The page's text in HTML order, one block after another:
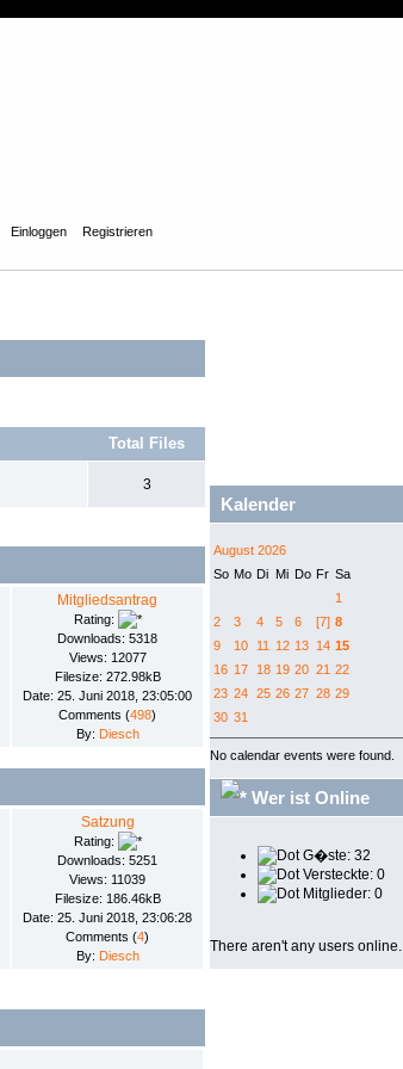
Einloggen Registrieren
Total Files
3
Mitgliedsantrag
Rating:
Downloads: 5318
Views: 12077
Filesize: 272.98kB
Date: 25. Juni 2018, 23:05:00
Comments (498)
By: Diesch
Satzung
Rating:
Downloads: 5251
Views: 11039
Filesize: 186.46kB
Date: 25. Juni 2018, 23:06:28
Comments (4)
By: Diesch
Kalender
August 2026
So Mo Di Mi Do Fr Sa
1
2
3 4 5 6 [7] 8
9
10 11 12 13 14 15
16 17 18 19 20 21 22
23 24 25 26 27 28 29
30 31
No calendar events were found.
Wer ist Online
G�ste: 32
Versteckte: 0
Mitglieder: 0
There aren't any users online.